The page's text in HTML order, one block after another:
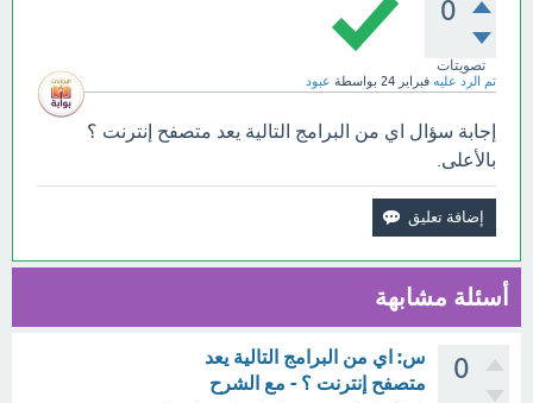
0
تصويتات
تم الرد عليه فبراير 24 بواسطة عبود
إجابة سؤال اي من البرامج التالية يعد متصفح إنترنت ؟
بالأعلى.
أسئلة مشابهة
0
س: اي من البرامج التالية يعد
متصفح إنترنت ؟ - مع الشرح